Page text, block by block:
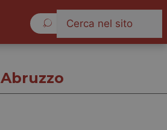
Abruzzo